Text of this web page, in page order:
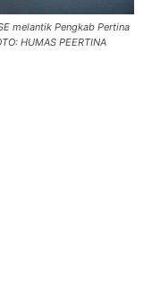
melantik Pengkab Pertina
HUMAS PEERTINA